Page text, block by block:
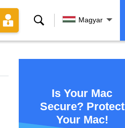
Keresés Magyar
Is Your Mac
Secure? Protect
Your Mac!